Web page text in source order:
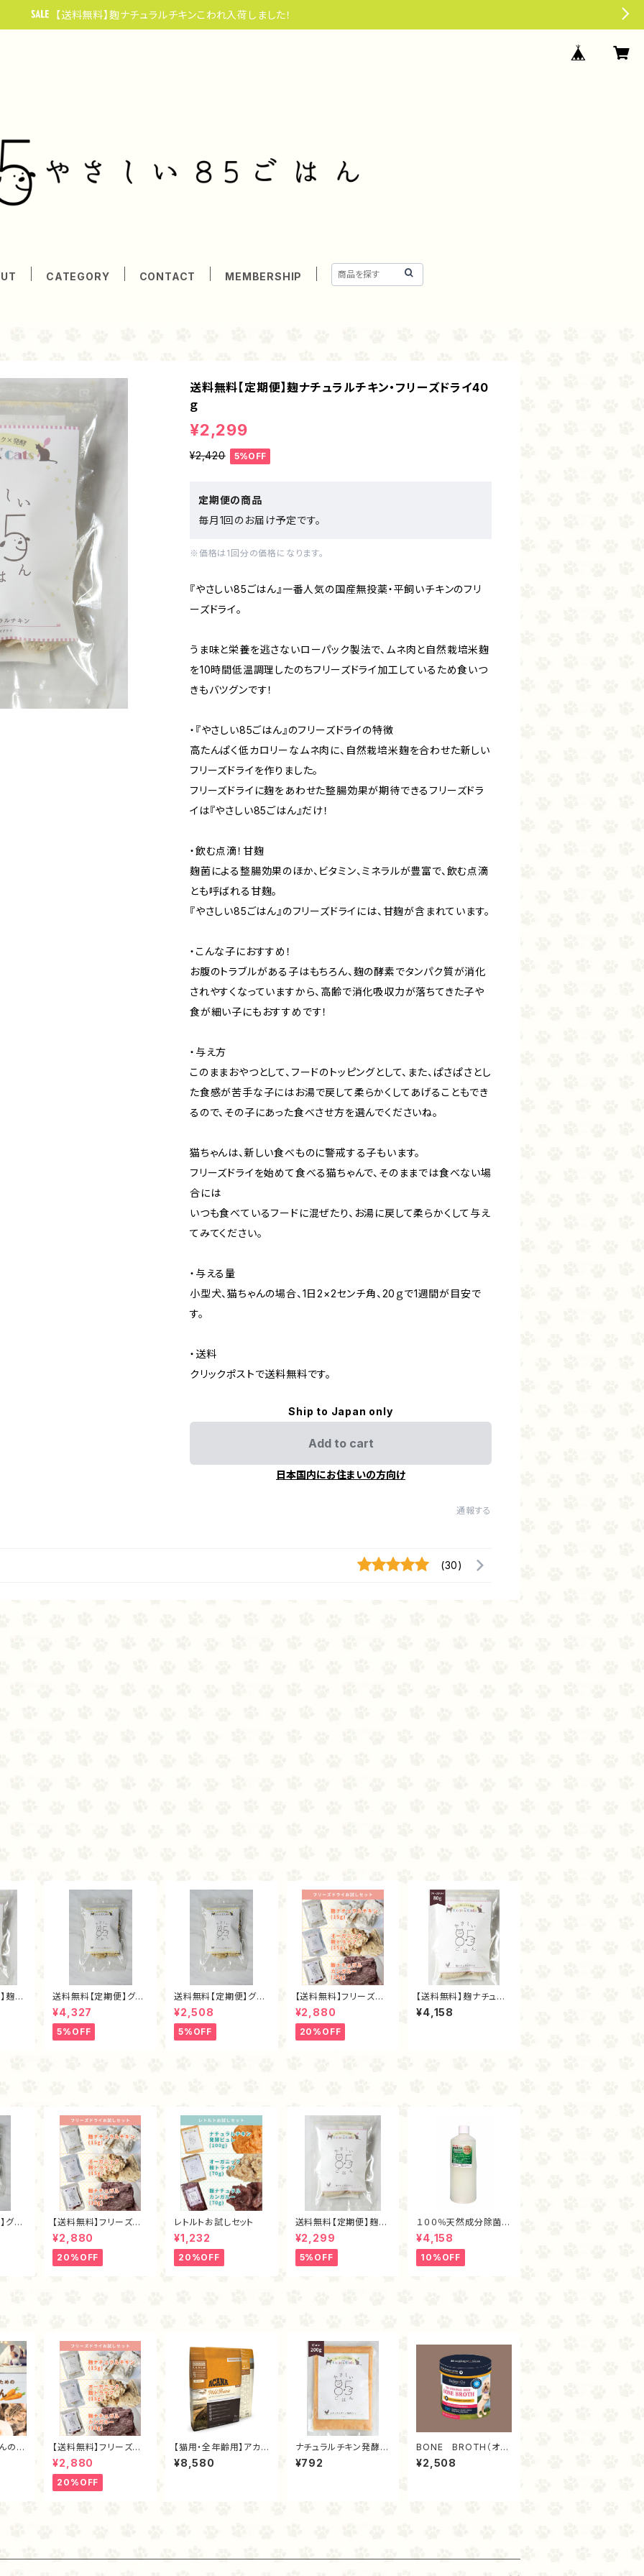
【送料無料】麴ナチュラルチキンこわれ入荷しました！
CATEGORY CONTACT MEMBERSHIP
送料無料【定期便】麹ナチュラルチキン・フリーズドライ40
ｇ
¥2,299
¥2,420 5%OFF
定期便の商品
毎月1回のお届け予定です。
※価格は1回分の価格になります。
『やさしい85ごはん』一番人気の国産無投薬・平飼いチキンのフリ
ーズドライ。
うま味と栄養を逃さないローパック製法で、ムネ肉と自然栽培米麹
を10時間低温調理したのちフリーズドライ加工しているため食いつ
きもバツグンです！
・『やさしい85ごはん』のフリーズドライの特徴
高たんぱく低カロリーなムネ肉に、自然栽培米麹を合わせた新しい
フリーズドライを作りました。
フリーズドライに麹をあわせた整腸効果が期待できるフリーズドラ
イは『やさしい85ごはん』だけ！
・飲む点滴！甘麹
麹菌による整腸効果のほか、ビタミン、ミネラルが豊富で、飲む点滴
とも呼ばれる甘麹。
『やさしい85ごはん』のフリーズドライには、甘麹が含まれています。
・こんな子におすすめ！
お腹のトラブルがある子はもちろん、麹の酵素でタンパク質が消化
されやすくなっていますから、高齢で消化吸収力が落ちてきた子や
食が細い子にもおすすめです！
・与え方
このままおやつとして、フードのトッピングとして、また、ぱさぱさとし
た食感が苦手な子にはお湯で戻して柔らかくしてあげることもでき
るので、その子にあった食べさせ方を選んでくださいね。
猫ちゃんは、新しい食べものに警戒する子もいます。
フリーズドライを始めて食べる猫ちゃんで、そのままでは食べない場
合には
いつも食べているフードに混ぜたり、お湯に戻して柔らかくして与え
てみてください。
・与える量
小型犬、猫ちゃんの場合、1日2×2センチ角、20ｇで1週間が目安で
す。
・送料
クリックポストで送料無料です。
Ship to Japan only
Add to cart
日本国内にお住まいの方向け
通報する
(30)
麹ナ
送料無料【定期便】グラ
スフェッド麴トライプ・フ
リーズドライ80ｇ
¥4,327
5%OFF
送料無料【定期便】グラ
スフェッド麴トライプ・フ
リーズドライ40ｇ
¥2,508
5%OFF
【送料無料】フリーズドラ
イお試しセット
¥2,880
20%OFF
【送料無料】麹ナチュラ
ルチキン（フリーズドラ
イ80ｇ）
¥4,158
グラ
【送料無料】フリーズドラ
イお試しセット
¥2,880
20%OFF
レトルトお試しセット
¥1,232
20%OFF
送料無料【定期便】麹ナ
チュラルチキン・フリー
ズドライ40ｇ
¥2,299
5%OFF
１００％天然成分除菌消
臭剤「まもるくん（１L）」
¥4,158
10%OFF
の手
【送料無料】フリーズドラ
イお試しセット
¥2,880
20%OFF
【猫用・全年齢用】アカ
ナ・ワイルドプレイリー
キャット1.8kg
¥8,580
ナチュラルチキン発酵ピ
ュレ（200ｇ）
¥792
BONE BROTH（オリ
ジナル）
¥2,508